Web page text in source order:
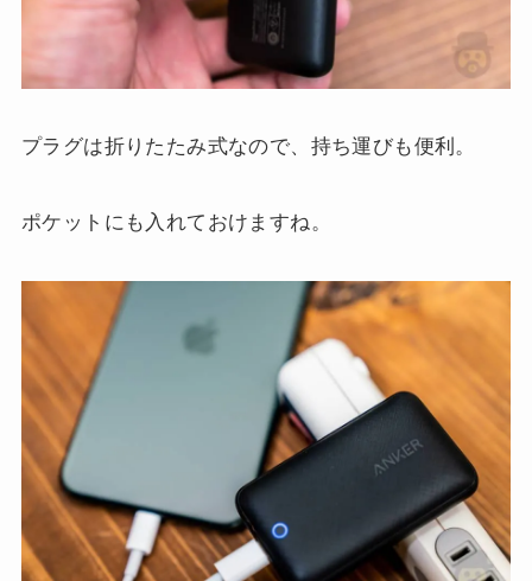
プラグは折りたたみ式なので、持ち運びも便利。
ポケットにも入れておけますね。